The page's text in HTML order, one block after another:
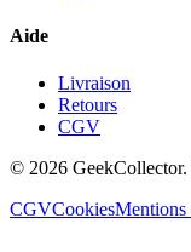
Aide
Livraison
Retours
CGV
© 2026 GeekCollector.
CGVCookiesMentions